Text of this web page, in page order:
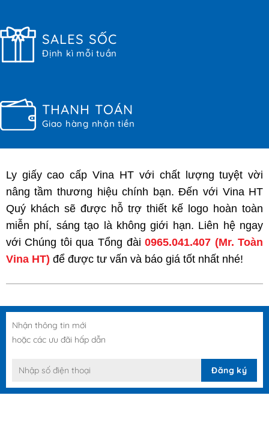
SALES SỐC
Định kì mỗi tuần
THANH TOÁN
Giao hàng nhận tiền
Ly giấy cao cấp Vina HT với chất lượng tuyệt vời
nâng tầm thương hiệu chính bạn. Đến với Vina HT
Quý khách sẽ được hỗ trợ thiết kế logo hoàn toàn
miễn phí, sáng tạo là không giới hạn. Liên hệ ngay
với Chúng tôi qua Tổng đài0965.041.407 (Mr. Toàn
Vina HT) để được tư vấn và báo giá tốt nhất nhé!
Nhận thông tin mới
hoặc các ưu đãi hấp dẫn